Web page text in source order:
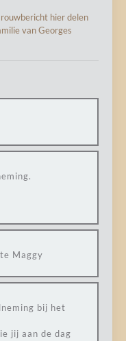
hier delen
van Georges
Maggy
bij het
jij aan de dag